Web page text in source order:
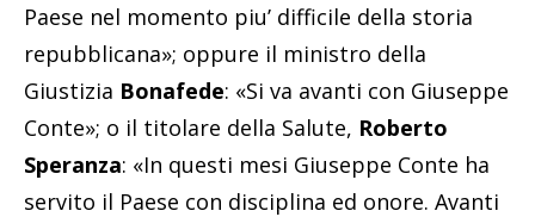
Paese nel momento piu’ difficile della storia
repubblicana»; oppure il ministro della
Giustizia Bonafede: «Si va avanti con Giuseppe
Conte»; o il titolare della Salute, Roberto
Speranza: «In questi mesi Giuseppe Conte ha
servito il Paese con disciplina ed onore. Avanti